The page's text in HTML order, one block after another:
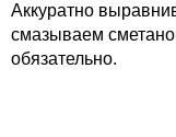
Аккуратно
смазываем
обязательно.